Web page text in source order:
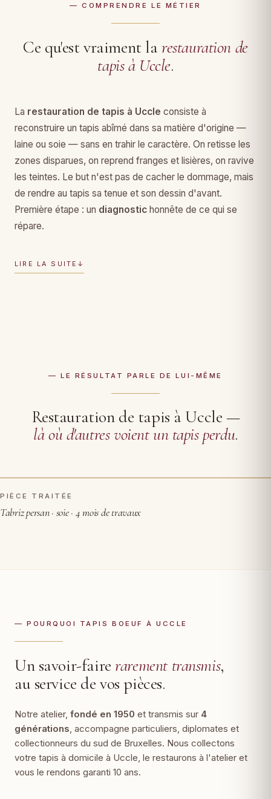
— COMPRENDRE LE MÉTIER
Ce qu'est vraiment larestauration de
tapis à Uccle.
La restauration de tapis à Uccle consiste à
reconstruire un tapis abîmé dans sa matière d'origine —
laine ou soie — sans en trahir le caractère. On retisse les
zones disparues, on reprend franges et lisières, on ravive
les teintes. Le but n'est pas de cacher le dommage, mais
de rendre au tapis sa tenue et son dessin d'avant.
Première étape : un diagnostic honnête de ce qui se
répare.
LIRE LA SUITE ↓
— LE RÉSULTAT PARLE DE LUI-MÊME
Restauration de tapis à Uccle —
là où d'autres voient un tapis perdu.
AVANT RESTAURATION
PIÈCE TRAITÉE
Tabriz persan · soie · 4 mois de travaux
— POURQUOI TAPIS BOEUF À UCCLE
Un savoir-fairerarement transmis,
au service de vos pièces.
Notre atelier, fondé en 1950 et transmis sur 4
générations , accompagne particuliers, diplomates et
collectionneurs du sud de Bruxelles. Nous collectons
votre tapis à domicile à Uccle, le restaurons à l'atelier et
vous le rendons garanti 10 ans.